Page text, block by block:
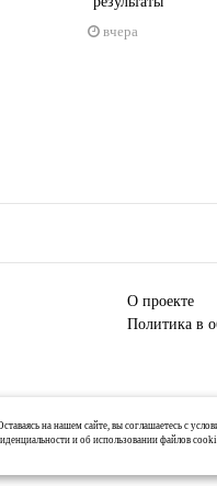
вчера
О проекте
Политика в
на нашем сайте, вы соглашаетесь с
и об использовании файлов